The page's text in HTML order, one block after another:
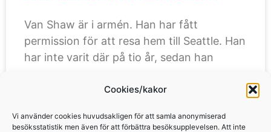
Cookies/kakor
Vi använder cookies huvudsakligen för att samla anonymiserad
besöksstatistik men även för att förbättra besöksupplevelsen. Att inte
Van Shaw är i armén. Han har fått
permission för att resa hem till Seattle. Han
har inte varit där på tio år, sedan han